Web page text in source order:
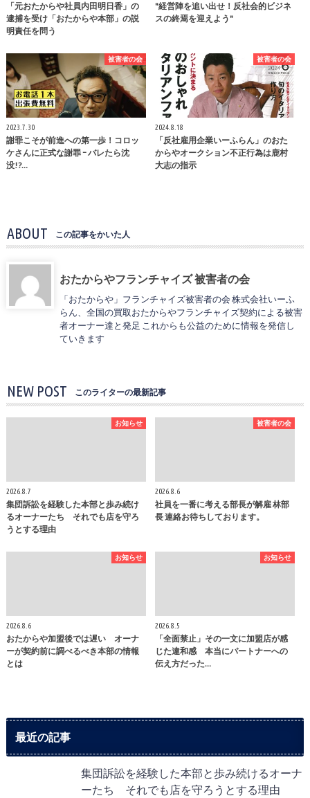
「元おたからや社員内田明日香」の
逮捕を受け「おたからや本部」の説
明責任を問う
"経営陣を追い出せ！反社会的ビジネ
スの終焉を迎えよう"
被害者の会
2023.7.30
謝罪こそが前進への第一歩！コロッ
ケさんに正式な謝罪 ｰ バレたら沈
没!?…
被害者の会
2024.8.18
「反社雇用企業いーふらん」のおた
からやオークション不正行為は鹿村
大志の指示
ABOUT この記事をかいた人
おたからやフランチャイズ 被害者の会
「おたからや」フランチャイズ被害者の会 株式会社いーふ
らん、全国の買取おたからやフランチャイズ契約による被害
者オーナー達と発足 これからも公益のために情報を発信し
ていきます
NEW POST このライターの最新記事
お知らせ
2026.8.7
集団訴訟を経験した本部と歩み続け
るオーナーたち それでも店を守ろ
うとする理由
被害者の会
2026.8.6
社員を一番に考える部長が解雇 林部
長 連絡お待ちしております。
お知らせ
2026.8.6
おたからや加盟後では遅い オーナ
ーが契約前に調べるべき本部の情報
とは
お知らせ
2026.8.5
「全面禁止」その一文に加盟店が感
じた違和感 本当にパートナーへの
伝え方だった…
最近の記事
集団訴訟を経験した本部と歩み続けるオーナ
ーたち それでも店を守ろうとする理由